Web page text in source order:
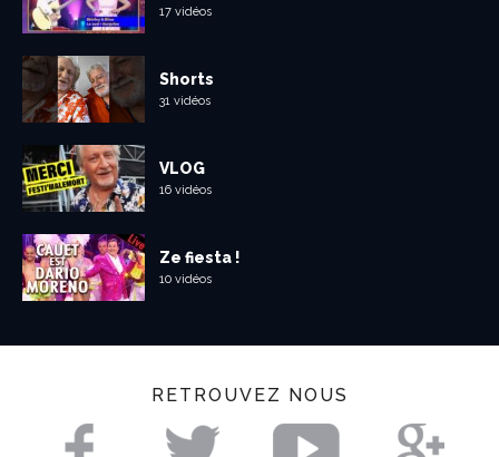
17 vidéos
Shorts
31 vidéos
VLOG
16 vidéos
Ze fiesta !
10 vidéos
RETROUVEZ NOUS